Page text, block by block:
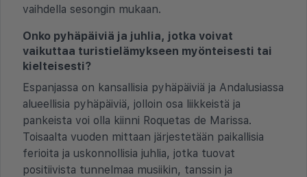
vaihdella sesongin mukaan.
Onko pyhäpäiviä ja juhlia, jotka voivat
vaikuttaa turistielämykseen myönteisesti tai
kielteisesti?
Espanjassa on kansallisia pyhäpäiviä ja Andalusiassa
alueellisia pyhäpäiviä, jolloin osa liikkeistä ja
pankeista voi olla kiinni Roquetas de Marissa.
Toisaalta vuoden mittaan järjestetään paikallisia
ferioita ja uskonnollisia juhlia, jotka tuovat
positiivista tunnelmaa musiikin, tanssin ja